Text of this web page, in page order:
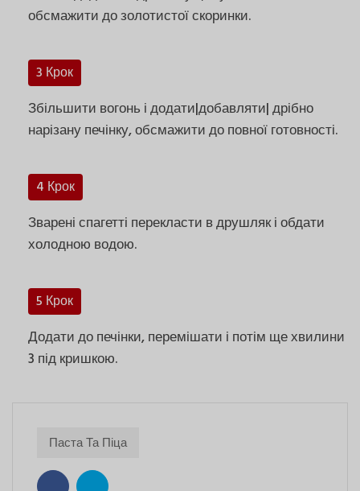
обсмажити до золотистої скоринки.
3 Крок
Збільшити вогонь і додати|добавляти| дрібно
нарізану печінку, обсмажити до повної готовності.
4 Крок
Зварені спагетті перекласти в друшляк і обдати
холодною водою.
5 Крок
Додати до печінки, перемішати і потім ще хвилини
3 під кришкою.
Паста Та Піца